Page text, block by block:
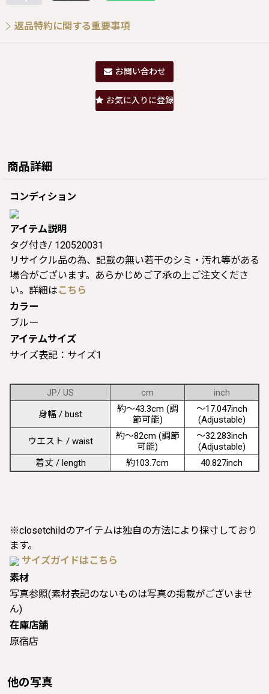
返品特約に関する重要事項
お問い合わせ
お気に入りに登録
商品詳細
コンディション
アイテム説明
タグ付き/ 120520031
リサイクル品の為、記載の無い若干のシミ・汚れ等がある
場合がございます。あらかじめご了承の上ご注文くださ
い。詳細は こちら
カラー
ブルー
アイテムサイズ
サイズ表記：サイズ1
JP/ US cm
inch
身幅 / bust
約〜43.3cm (調
節可能)
〜17.047inch
(Adjustable)
ウエスト / waist
約〜82cm (調節
可能)
〜32.283inch
(Adjustable)
着丈 / length
約103.7cm 40.827inch
※closetchildのアイテムは独自の方法により採寸しており
ます。
サイズガイドはこちら
素材
写真参照(素材表記のないものは写真の掲載がございませ
ん)
在庫店舗
原宿店
他の写真